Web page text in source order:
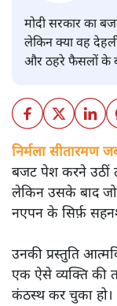
मोदी सरकार का
लेकिन क्या वह
और ठहरे फैसलों के
निर्मला सीतारमण
बजट पेश करने उठीं
लेकिन उसके बाद जो
नएपन के सिर्फ़
उनकी प्रस्तुति
एक ऐसे व्यक्ति की
कंठस्थ कर चुका